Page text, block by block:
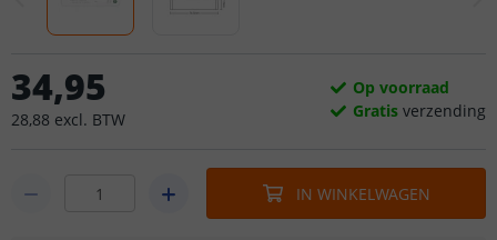
34,95
28,88 excl. BTW
Op voorraad
Gratis verzending
IN WINKELWAGEN